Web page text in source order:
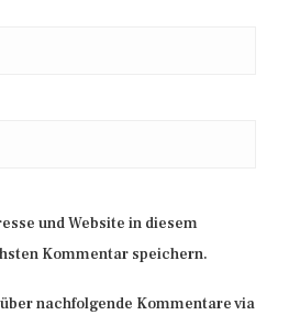
und Website in diesem
Kommentar speichern.
nachfolgende Kommentare via